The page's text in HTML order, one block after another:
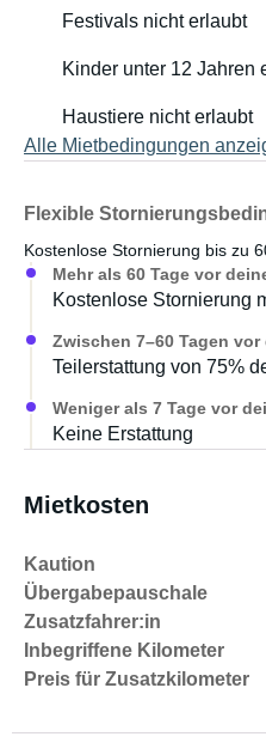
Festivals nicht erlaubt
Kinder unter 12 Jahren
Haustiere nicht erlaubt
Alle Mietbedingungen
Flexible
Kostenlose Stornierung bis zu
Mehr als 60 Tage vor
Kostenlose Stornierung
Zwischen 7–60 Tagen vor
Teilerstattung von 75%
Weniger als 7 Tage vor
Keine Erstattung
Mietkosten
Kaution
Übergabepauschale
Zusatzfahrer:in
Inbegriffene Kilometer
Preis für Zusatzkilometer